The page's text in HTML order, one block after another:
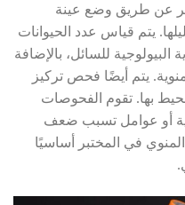
عن طريق وضع عينة
يتم قياس عدد الحيوانات
البيولوجية للسائل، بالإضافة
يتم أيضًا فحص تركيز
بها. تقوم الفحوصات
أو عوامل تسبب ضعف
في المختبر أساسيًا